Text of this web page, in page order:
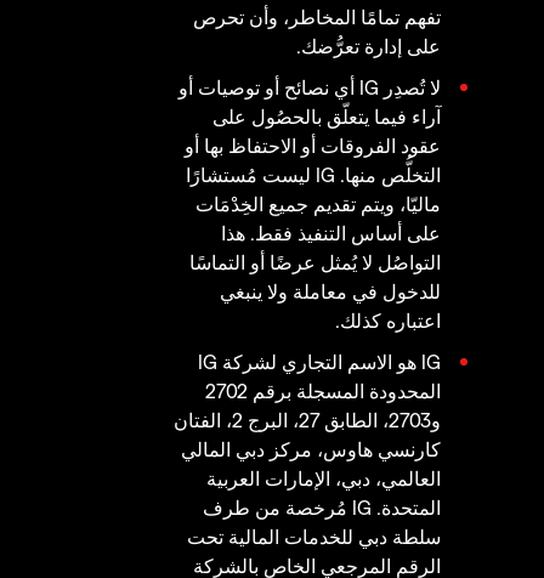
تفهم تمامًا المخاطر، وأن تحرص
على إدارة تعرُّضك.
لا تُصدِر IG أي نصائح أو توصيات أو
آراء فيما يتعلّق بالحصُول على
عقود الفروقات أو الاحتفاظ بها أو
التخلُّص منها. IG ليست مُستشارًا
ماليّا، ويتم تقديم جميع الخِدْمَات
على أساس التنفيذ فقط. هذا
التواصُل لا يُمثل عرضًا أو التماسًا
للدخول في معاملة ولا ينبغي
اعتباره كذلك.
IG هو الاسم التجاري لشركة IG
المحدودة المسجلة برقم 2702
و2703، الطابق 27، البرج 2، الفتان
كارنسي هاوس، مركز دبي المالي
العالمي، دبي، الإمارات العربية
المتحدة. IG مُرخصة من طرف
سلطة دبي للخدمات المالية تحت
الرقم المرجعي الخاص بالشركة